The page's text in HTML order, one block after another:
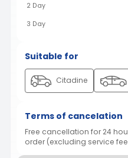
2 Day
3 Day
Suitable for
Citadine
Terms of cancelation
Free cancellation for 24
order (excluding service